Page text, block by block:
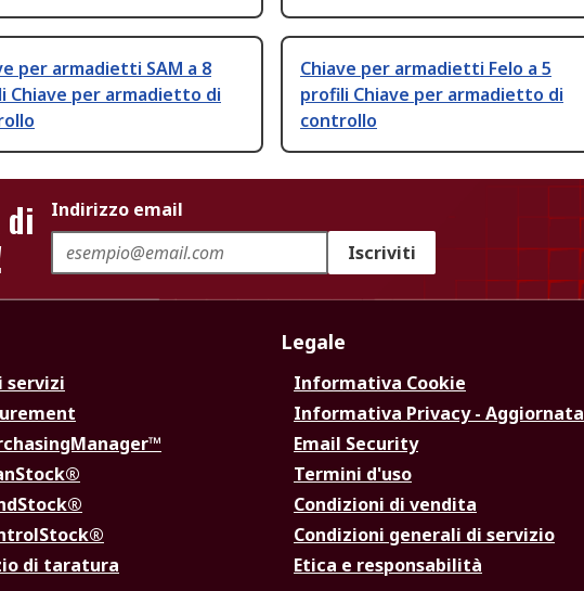
per armadietti SAM a 8
Chiave per armadietto di
Chiave per armadietti Felo a 5
profili Chiave per armadietto di
controllo
Indirizzo email
Iscriviti
servizi
di taratura
Legale
Informativa Cookie
Informativa Privacy - Aggiornata
Email Security
Termini d'uso
Condizioni di vendita
Condizioni generali di servizio
Etica e responsabilità